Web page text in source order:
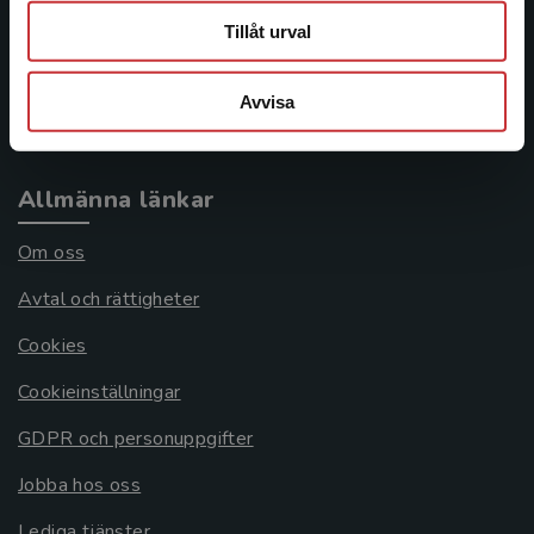
Tillåt urval
Avvisa
Köpvillkor
Systemkrav
Allmänna länkar
Om oss
Avtal och rättigheter
Cookies
Cookieinställningar
GDPR och personuppgifter
Jobba hos oss